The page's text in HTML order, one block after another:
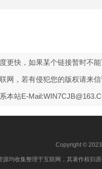
更快，如果某个链接暂时不
网，若有侵犯您的版权请来
本站E-
Copyright ©
源均收集整理于互联网，其著作权归